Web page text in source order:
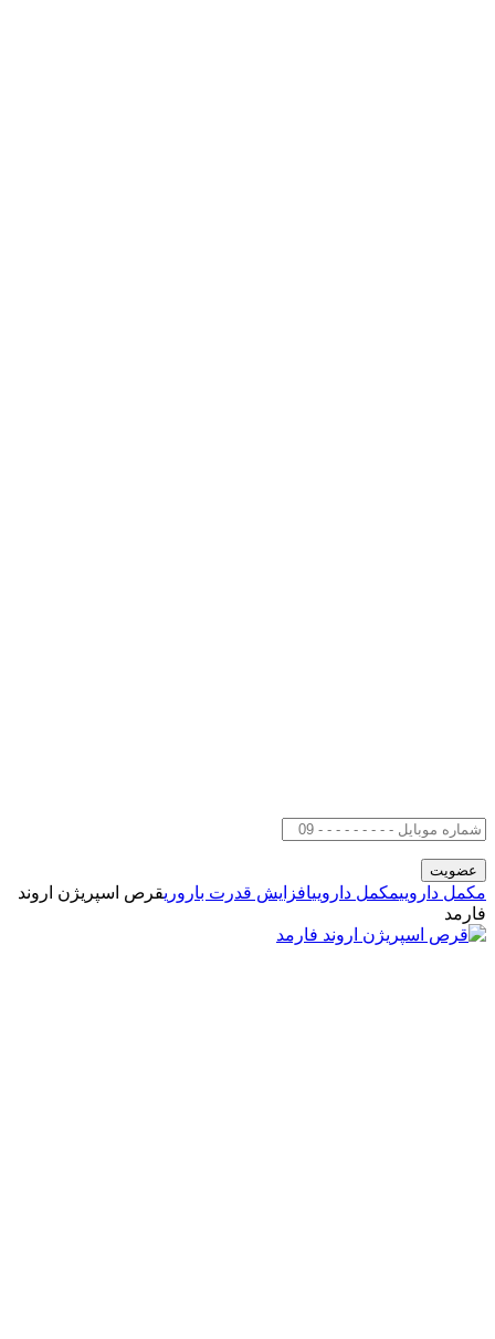
مکمل داروییمکمل داروییافزایش قدرت باروریقرص اسپریژن اروند
فارمد